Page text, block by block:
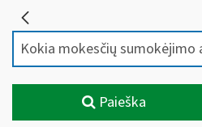
Paieška